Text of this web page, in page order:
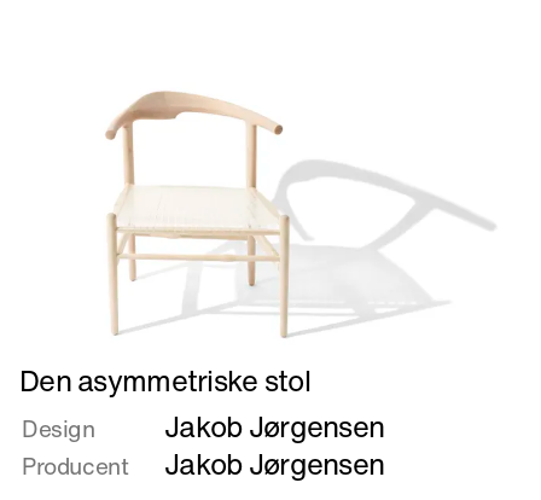
Læs
mere
om
Den
asymmetriske
Den asymmetriske stol
Design Jakob Jørgensen
Producent Jakob Jørgensen